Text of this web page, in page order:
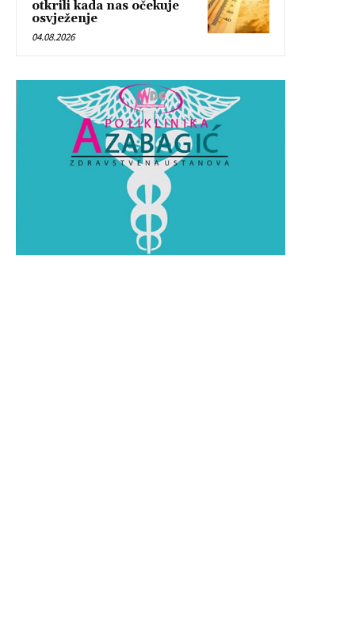
otkrili kada nas očekuje
osvježenje
04.08.2026